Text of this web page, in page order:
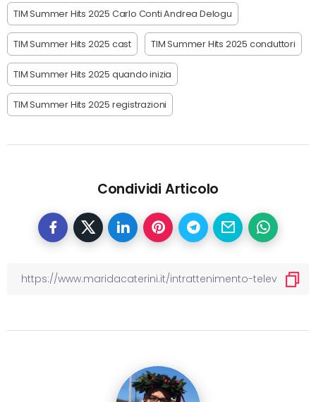
TIM Summer Hits 2025 Carlo Conti Andrea Delogu
TIM Summer Hits 2025 cast TIM Summer Hits 2025 conduttori
TIM Summer Hits 2025 quando inizia
TIM Summer Hits 2025 registrazioni
Condividi Articolo